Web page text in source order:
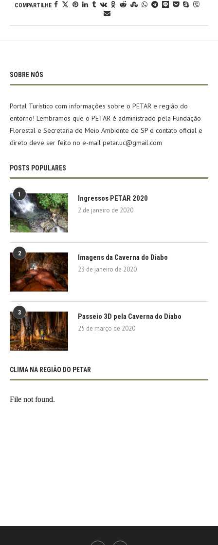
COMPARTILHE
SOBRE NÓS
Portal Turístico com informações sobre o PETAR e região do
entorno! Lembramos que o PETAR é administrado pela Fundação
Florestal e Secretaria de Meio Ambiente de SP e contato oficial e
direto deve ser feito no e-mail petar.uc@gmail.com
POSTS POPULARES
1 Ingressos PETAR 2020
2 de janeiro de 2020
2 Imagens da Caverna do Diabo
23 de janeiro de 2020
3 Passeio 3D pela Caverna do Diabo
25 de março de 2020
CLIMA NA REGIÃO DO PETAR